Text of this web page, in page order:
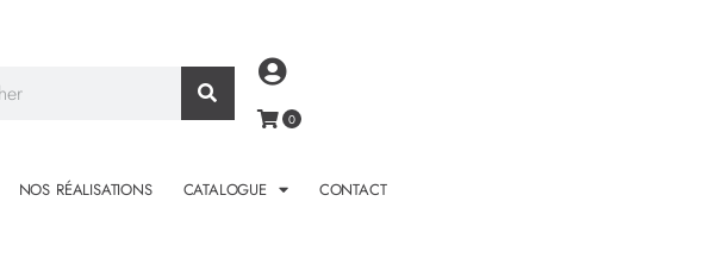
NOS RÉALISATIONS CATALOGUE CONTACT